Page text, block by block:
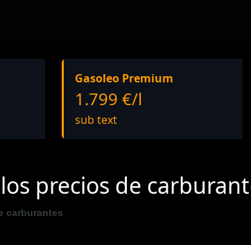
Gasoleo Premium
1.799 €/l
sub text
precios de
carburantes